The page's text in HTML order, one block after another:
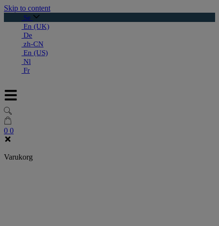
Skip to content
Se
En (UK)
De
zh-CN
En (US)
Nl
Fr
0 0
Varukorg